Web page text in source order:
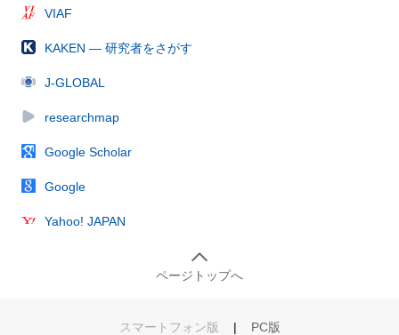
VIAF
KAKEN — 研究者をさがす
J-GLOBAL
researchmap
Google Scholar
Google
Yahoo! JAPAN
ページトップへ
スマートフォン版 | PC版